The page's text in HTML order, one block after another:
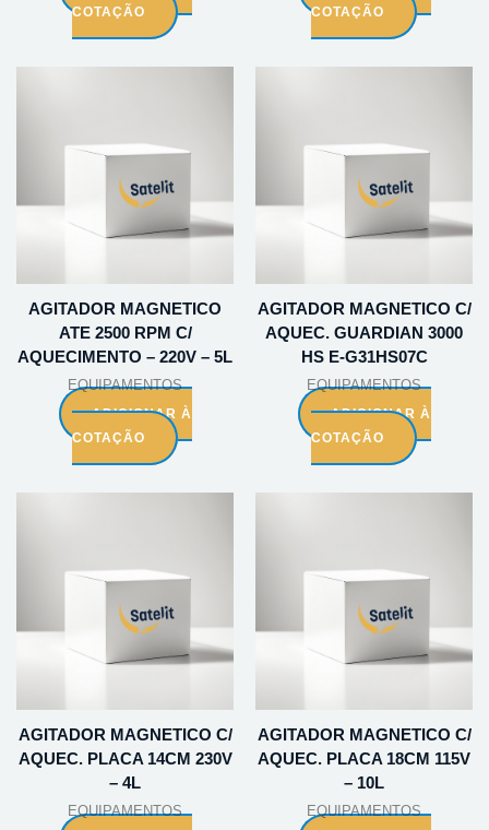
COTAÇÃO
COTAÇÃO
AGITADOR MAGNETICO
ATE 2500 RPM C/
AQUECIMENTO – 220V – 5L
EQUIPAMENTOS
ADICIONAR À
COTAÇÃO
AGITADOR MAGNETICO C/
AQUEC. GUARDIAN 3000
HS E-G31HS07C
EQUIPAMENTOS
ADICIONAR À
COTAÇÃO
AGITADOR MAGNETICO C/
AQUEC. PLACA 14CM 230V
– 4L
EQUIPAMENTOS
AGITADOR MAGNETICO C/
AQUEC. PLACA 18CM 115V
– 10L
EQUIPAMENTOS